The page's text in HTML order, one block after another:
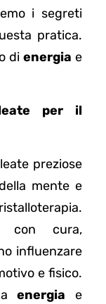
i segreti
pratica.
di energia e
per il
preziose
mente e
con cura,
influenzare
e fisico.
energia e